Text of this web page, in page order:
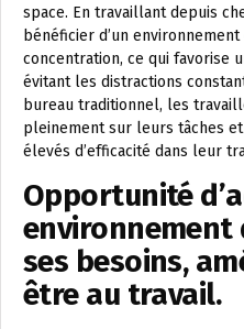
space. En travaillant depuis
bénéficier d’un
concentration, ce qui favorise
évitant les distractions
bureau traditionnel, les
pleinement sur leurs tâches
élevés d’efficacité dans leur
Opportunité
environnement
ses besoins,
être au travail.